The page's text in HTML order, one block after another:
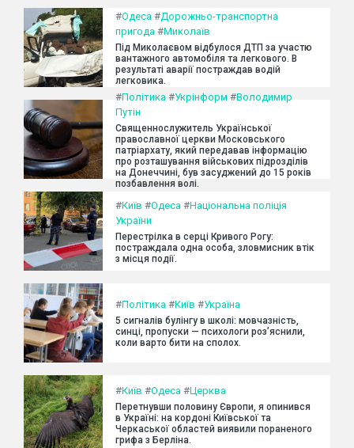
#Одеса #Дорожньо-транспортна
пригода #Миколаїв
Під Миколаєвом відбулося ДТП за участю
вантажного автомобіля та легкового. В
результаті аварії постраждав водій
легковика.
#Політика #Укрінформ #Володимир
Путін
Священнослужитель Української
православної церкви Московського
патріархату, який передавав інформацію
про розташування військових підрозділів
на Донеччині, був засуджений до 15 років
позбавлення волі.
#Київ #Одеса #Національна поліція
України
Перестрілка в серці Кривого Рогу:
постраждала одна особа, зловмисник втік
з місця події.
#Політика #Київ #Україна
5 сигналів булінгу в школі: мовчазність,
синці, пропуски — психологи роз’яснили,
коли варто бити на сполох.
#Київ #Одеса #Церква
Перетнувши половину Європи, я опинився
в Україні: на кордоні Київської та
Черкаської областей виявили пораненого
грифа з Берліна.